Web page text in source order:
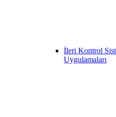
İleri Kontrol
Uygulamaları